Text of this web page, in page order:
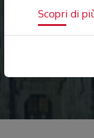
D’Ugo
Scopri di